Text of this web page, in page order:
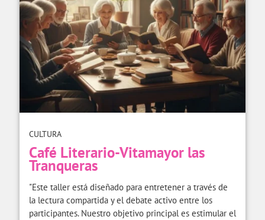
CULTURA
Café Literario-Vitamayor las
Tranqueras
"Este taller está diseñado para entretener a través de
la lectura compartida y el debate activo entre los
participantes. Nuestro objetivo principal es estimular el